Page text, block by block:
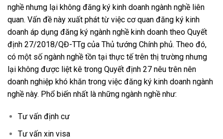
nghề nhưng lại không đăng ký kinh doanh ngành nghề liên
quan. Vấn đề này xuất phát từ việc cơ quan đăng ký kinh
doanh áp dụng đăng ký ngành nghề kinh doanh theo Quyết
định 27/2018/QĐ-TTg của Thủ tướng Chính phủ. Theo đó,
có một số ngành nghề tồn tại thực tế trên thị trường nhưng
lại không được liệt kê trong Quyết định 27 nêu trên nên
doanh nghiệp khó khăn trong việc đăng ký kinh doanh ngành
nghề này. Phổ biến nhất là những ngành nghề như:
Tư vấn định cư
Tư vấn xin visa